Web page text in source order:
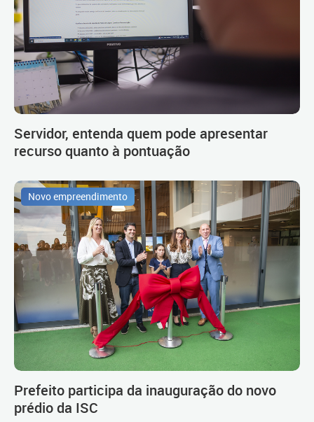
Servidor, entenda quem pode apresentar
recurso quanto à pontuação
Novo empreendimento
Prefeito participa da inauguração do novo
prédio da ISC